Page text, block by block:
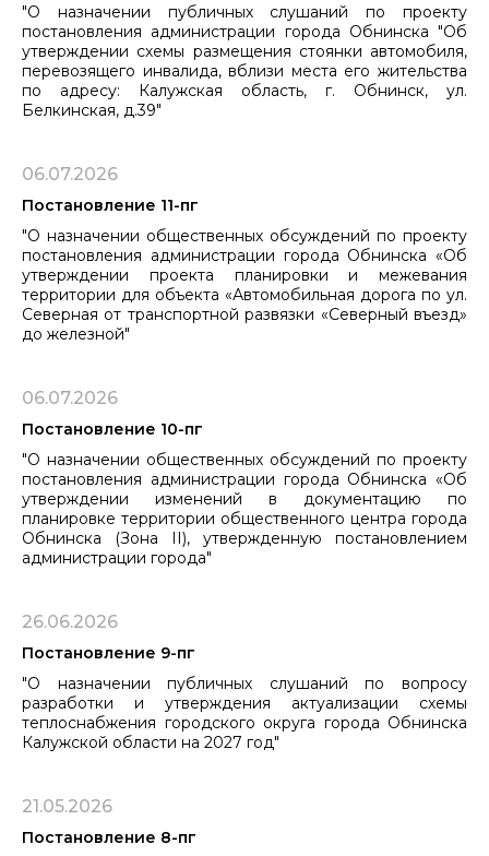
"О назначении публичных слушаний по проекту
постановления администрации города Обнинска "Об
утверждении схемы размещения стоянки автомобиля,
перевозящего инвалида, вблизи места его жительства
по адресу: Калужская область, г. Обнинск, ул.
Белкинская, д.39"
06.07.2026
Постановление 11-пг
"О назначении общественных обсуждений по проекту
постановления администрации города Обнинска «Об
утверждении проекта планировки и межевания
территории для объекта «Автомобильная дорога по ул.
Северная от транспортной развязки «Северный въезд»
до железной"
06.07.2026
Постановление 10-пг
"О назначении общественных обсуждений по проекту
постановления администрации города Обнинска «Об
утверждении изменений в документацию по
планировке территории общественного центра города
Обнинска (Зона II), утвержденную постановлением
администрации города"
26.06.2026
Постановление 9-пг
"О назначении публичных слушаний по вопросу
разработки и утверждения актуализации схемы
теплоснабжения городского округа города Обнинска
Калужской области на 2027 год"
21.05.2026
Постановление 8-пг